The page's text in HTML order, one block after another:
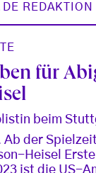
REDAKTION
für
beim
Ab der
Heisel
ist die US-